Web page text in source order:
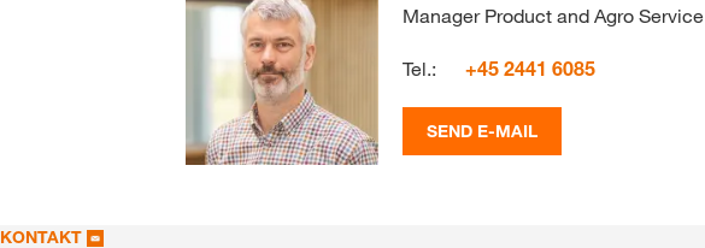
Manager Product and Agro Service
Tel.: +45 2441 6085
SEND E-MAIL
KONTAKT